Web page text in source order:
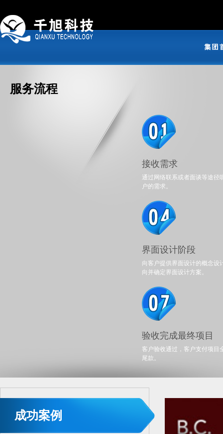
接收需求
通过网络联系或者面谈等途径
户的需求。
界面设计阶段
向客户提供界面设计的概念设
向并确定界面设计方案。
验收完成最终项目
客户验收通过，客户支付项目
尾款。
服务流程
成功案例